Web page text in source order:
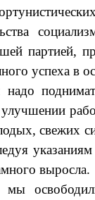
партией,
успеха в
выросла.
мы